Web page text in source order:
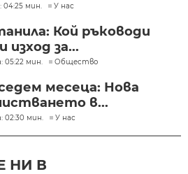
04:25 мин. У нас
Кой ръководи
изход за...
05:22 мин. Общество
месеца: Нова
в...
02:30 мин. У нас
НИ В